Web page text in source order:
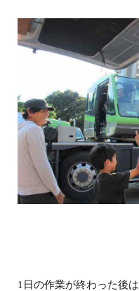
1日の作業が終わった後は